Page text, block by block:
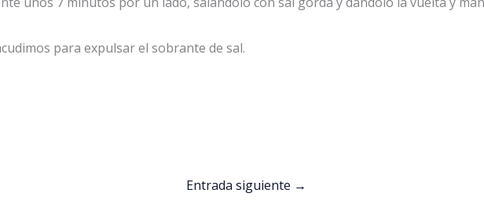
para expulsar el sobrante de sal.
Entrada siguiente →